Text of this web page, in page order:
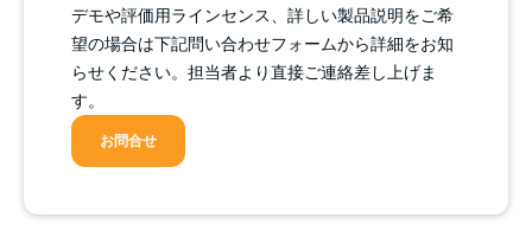
デモや評価用ラインセンス、詳しい製品説明をご希
望の場合は下記問い合わせフォームから詳細をお知
らせください。担当者より直接ご連絡差し上げま
す。
お問合せ